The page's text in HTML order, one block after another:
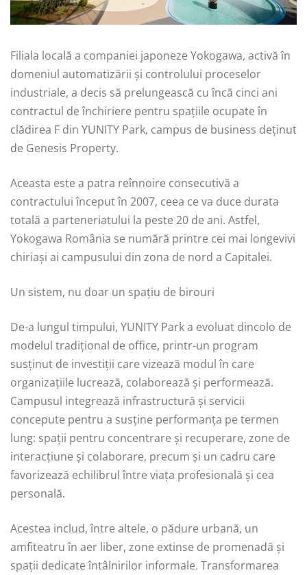
Filiala locală a companiei japoneze Yokogawa, activă în
domeniul automatizării și controlului proceselor
industriale, a decis să prelungească cu încă cinci ani
contractul de închiriere pentru spațiile ocupate în
clădirea F din YUNITY Park, campus de business deținut
de Genesis Property.
Aceasta este a patra reînnoire consecutivă a
contractului început în 2007, ceea ce va duce durata
totală a parteneriatului la peste 20 de ani. Astfel,
Yokogawa România se numără printre cei mai longevivi
chiriași ai campusului din zona de nord a Capitalei.
Un sistem, nu doar un spațiu de birouri
De-a lungul timpului, YUNITY Park a evoluat dincolo de
modelul tradițional de office, printr-un program
susținut de investiții care vizează modul în care
organizațiile lucrează, colaborează și performează.
Campusul integrează infrastructură și servicii
concepute pentru a susține performanța pe termen
lung: spații pentru concentrare și recuperare, zone de
interacțiune și colaborare, precum și un cadru care
favorizează echilibrul între viața profesională și cea
personală.
Acestea includ, între altele, o pădure urbană, un
amfiteatru în aer liber, zone extinse de promenadă și
spații dedicate întâlnirilor informale. Transformarea